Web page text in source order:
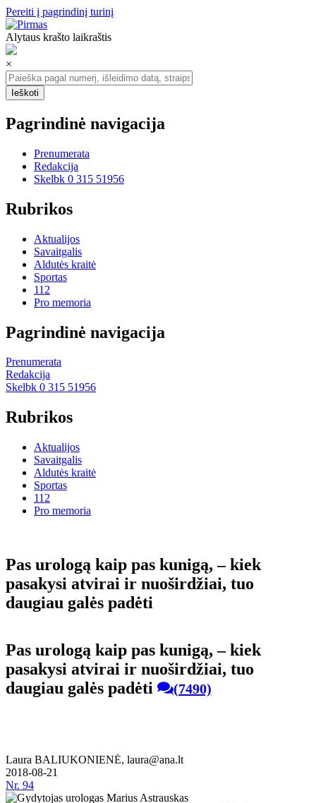
Pereiti į pagrindinį turinį
Alytaus krašto laikraštis
×
Pagrindinė navigacija
Prenumerata
Redakcija
Skelbk 0 315 51956
Rubrikos
Aktualijos
Savaitgalis
Aldutės kraitė
Sportas
112
Pro memoria
Pagrindinė navigacija
Prenumerata
Redakcija
Skelbk 0 315 51956
Rubrikos
Aktualijos
Savaitgalis
Aldutės kraitė
Sportas
112
Pro memoria
Pas urologą kaip pas kunigą, – kiek
pasakysi atvirai ir nuoširdžiai, tuo
daugiau galės padėti
Pas urologą kaip pas kunigą, – kiek
pasakysi atvirai ir nuoširdžiai, tuo
daugiau galės padėti
(7490)
Laura BALIUKONIENĖ, laura@ana.lt
2018-08-21
Nr. 94